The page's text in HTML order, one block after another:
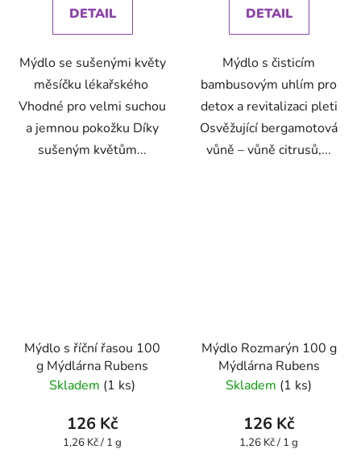
DETAIL
Mýdlo se sušenými květy
měsíčku lékařského
Vhodné pro velmi suchou
a jemnou pokožku Díky
sušeným květům...
DETAIL
Mýdlo s čisticím
bambusovým uhlím pro
detox a revitalizaci pleti
Osvěžující bergamotová
vůně – vůně citrusů,...
Mýdlo s říční řasou 100
g Mýdlárna Rubens
Skladem (1 ks)
126 Kč
Měrná
1,26 Kč / 1 g
Mýdlo Rozmarýn 100 g
Mýdlárna Rubens
Skladem (1 ks)
126 Kč
Měrná
1,26 Kč / 1 g